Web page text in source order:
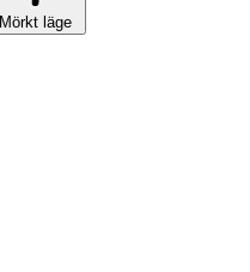
Mörkt läge